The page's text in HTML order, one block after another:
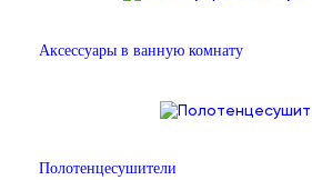
Аксессуары в ванную комнату
Полотенцесушители